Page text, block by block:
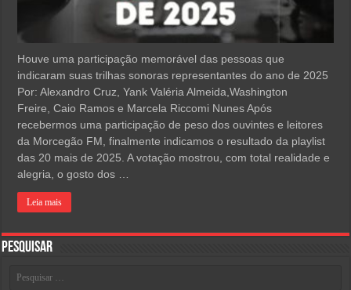
Houve uma participação memorável das pessoas que
indicaram suas trilhas sonoras representantes do ano de 2025
Por: Alexandro Cruz, Yank Valéria Almeida,Washington
Freire, Caio Ramos e Marcela Riccomi Nunes Após
recebermos uma participação de peso dos ouvintes e leitores
da Morcegão FM, finalmente indicamos o resultado da playlist
das 20 mais de 2025. A votação mostrou, com total realidade e
alegria, o gosto dos …
Leia mais
Pesquisar